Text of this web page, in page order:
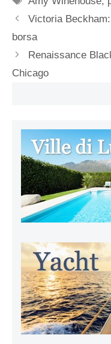
Victoria
borsa
Renaissance
Chicago